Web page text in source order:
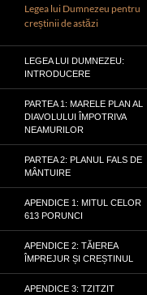
Legea lui Dumnezeu pentru
creștinii de astăzi
LEGEA LUI DUMNEZEU:
INTRODUCERE
PARTEA 1: MARELE PLAN AL
DIAVOLULUI ÎMPOTRIVA
NEAMURILOR
PARTEA 2: PLANUL FALS DE
MÂNTUIRE
APENDICE 1: MITUL CELOR
613 PORUNCI
APENDICE 2: TĂIEREA
ÎMPREJUR ȘI CREȘTINUL
APENDICE 3: TZITZIT